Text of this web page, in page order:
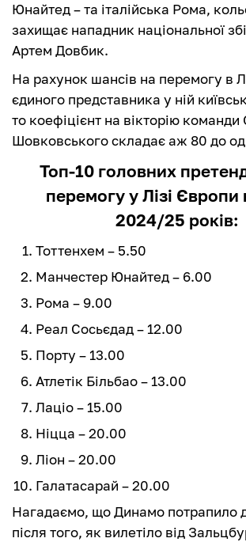
Юнайтед – та італійська Рома,
захищає нападник національної
Артем Довбик.
На рахунок шансів на перемогу в
єдиного представника у ній
то коефіцієнт на вікторію
Шовковського складає аж 80 до
Топ-10 головних
перемогу у Лізі Європи
2024/25 років:
Тоттенхем – 5.50
Манчестер Юнайтед – 6.00
Рома – 9.00
Реал Сосьєдад – 12.00
Порту – 13.00
Атлетік Більбао – 13.00
Лаціо – 15.00
Ніцца – 20.00
Ліон – 20.00
Галатасарай – 20.00
Нагадаємо, що Динамо потрапило
після того, як вилетіло від